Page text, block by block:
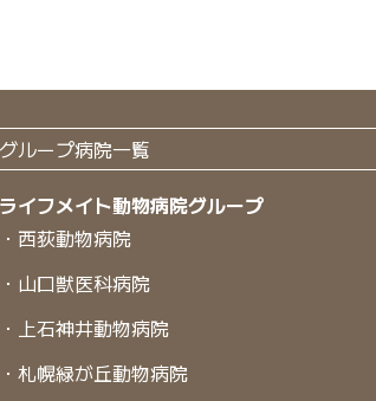
グループ病院一覧
ライフメイト動物病院グループ
・西荻動物病院
・山口獣医科病院
・上石神井動物病院
・札幌緑が丘動物病院